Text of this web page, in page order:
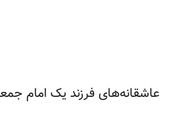
عاشقانه‌های فرزند یک امام